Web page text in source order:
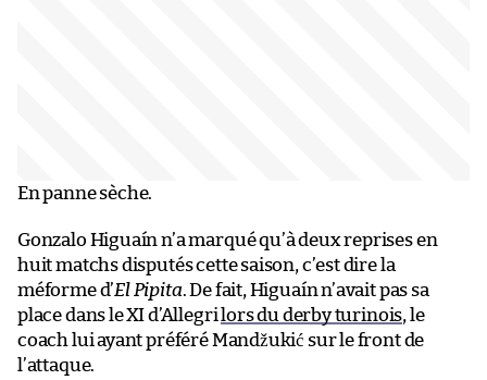
En panne sèche.
Gonzalo Higuaín n’a marqué qu’à deux reprises en
huit matchs disputés cette saison, c’est dire la
méforme d’El Pipita. De fait, Higuaín n’avait pas sa
place dans le XI d’Allegri lors du derby turinois, le
coach lui ayant préféré Mandžukić sur le front de
l’attaque.